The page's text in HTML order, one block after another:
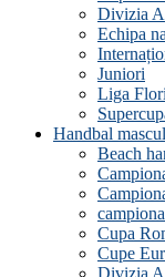
Divizia A
Echipa
Juniori
Liga
Handbal
Beach
Cupa
Cupe